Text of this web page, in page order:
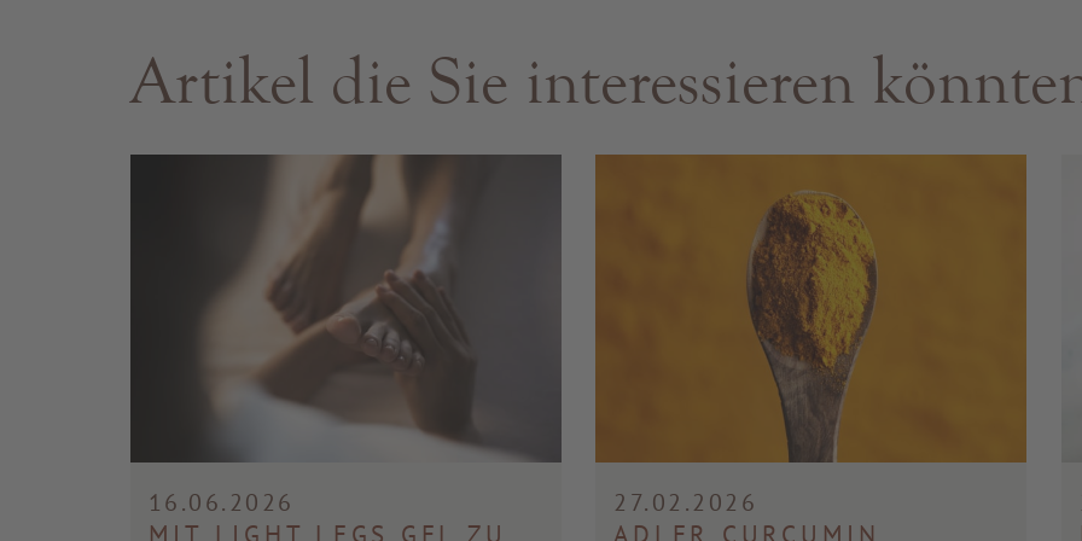
Artikel die Sie interessieren
16.06.2026
MIT LIGHT LEGS GEL ZU
27.02.2026
ADLER CURCUMIN